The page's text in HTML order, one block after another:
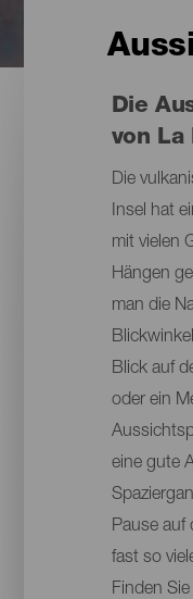
Die
von La
Die
Insel hat
mit vielen
Hängen
man die
Blick auf
oder ein
eine gute
Pause auf
fast so
Finden